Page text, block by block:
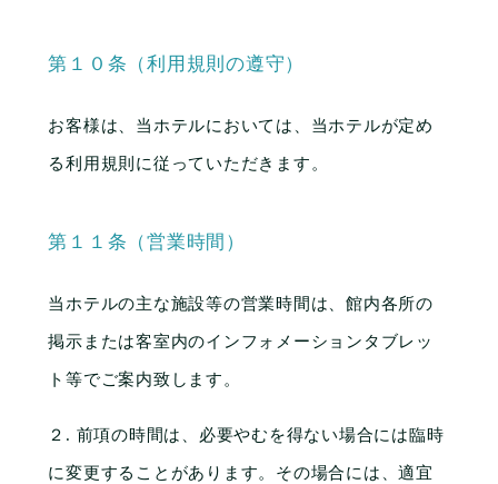
第１０条（利用規則の遵守）
お客様は、当ホテルにおいては、当ホテルが定め
る利用規則に従っていただきます。
第１１条（営業時間）
当ホテルの主な施設等の営業時間は、館内各所の
掲示または客室内のインフォメーションタブレッ
ト等でご案内致します。
２. 前項の時間は、必要やむを得ない場合には臨時
に変更することがあります。その場合には、適宜